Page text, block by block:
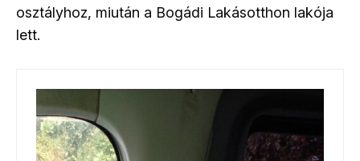
osztályhoz, miután a Bogádi Lakásotthon lakója
lett.